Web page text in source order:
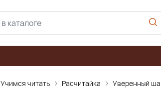
Учимся читать Расчитайка Уверенный